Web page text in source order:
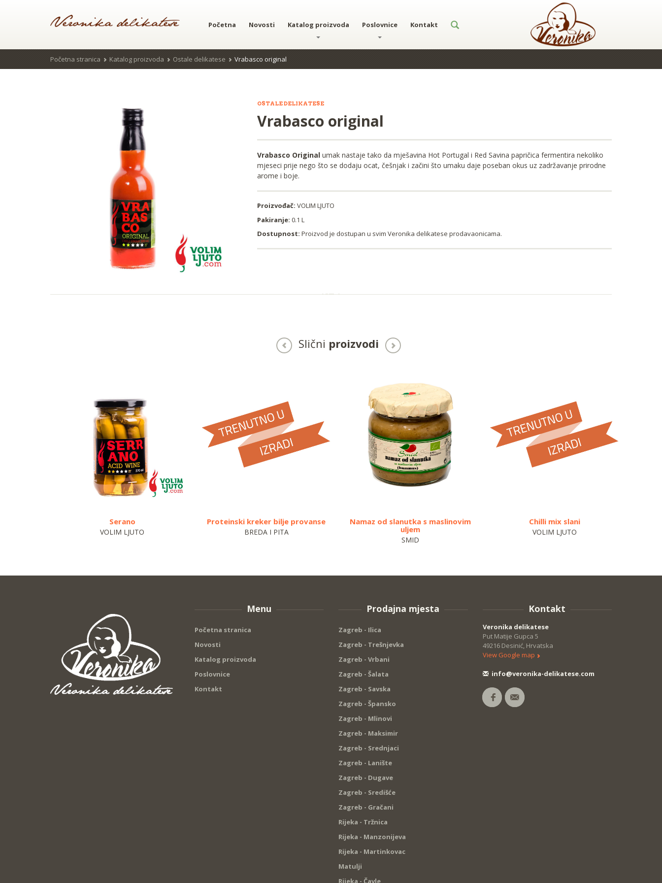
Početna Novosti Katalog proizvoda Poslovnice Kontakt
Početna stranica Katalog proizvoda Ostale delikatese Vrabasco original
OSTALE DELIKATESE
Vrabasco original
Vrabasco Originalumak nastaje tako da mješavina Hot Portugal i Red Savina papričica fermentira nekoliko
mjeseci prije nego što se dodaju ocat, češnjak i začini što umaku daje poseban okus uz zadržavanje prirodne
arome i boje.
Proizvođač: VOLIM LJUTO
Pakiranje: 0.1 L
Dostupnost: Proizvod je dostupan u svim Veronika delikatese prodavaonicama.
Slični proizvodi
Serano
VOLIM LJUTO
Proteinski kreker bilje provanse
BREDA I PITA
Namaz od slanutka s maslinovim
uljem
SMID
Chilli mix slani
VOLIM LJUTO
Menu
Početna stranica
Novosti
Katalog proizvoda
Poslovnice
Kontakt
Prodajna mjesta
Zagreb - Ilica
Zagreb - Trešnjevka
Zagreb - Vrbani
Zagreb - Šalata
Zagreb - Savska
Zagreb - Špansko
Zagreb - Mlinovi
Zagreb - Maksimir
Zagreb - Srednjaci
Zagreb - Lanište
Zagreb - Dugave
Zagreb - Središće
Zagreb - Gračani
Rijeka - Tržnica
Rijeka - Manzonijeva
Rijeka - Martinkovac
Matulji
Rijeka - Čavle
Kontakt
Veronika delikatese
Put Matije Gupca 5
49216 Desinić, Hrvatska
View Google map
info@veronika-delikatese.com